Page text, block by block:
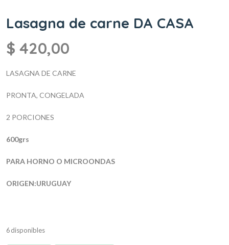
Lasagna de carne DA CASA
$ 420,00
LASAGNA DE CARNE
PRONTA, CONGELADA
2 PORCIONES
600grs
PARA HORNO O MICROONDAS
ORIGEN:URUGUAY
6 disponibles